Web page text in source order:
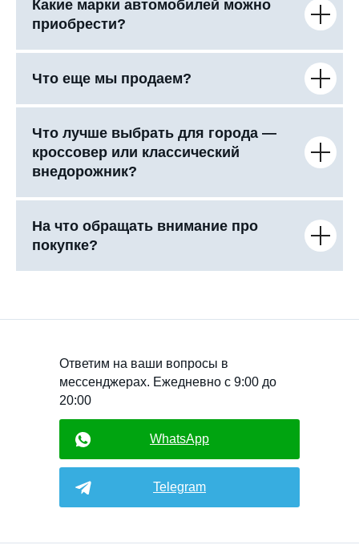
Какие марки автомобилей можно
приобрести?
Что еще мы продаем?
Что лучше выбрать для города —
кроссовер или классический
внедорожник?
На что обращать внимание про
покупке?
Ответим на ваши вопросы в
мессенджерах. Ежедневно с 9:00 до
20:00
Telegram
WhatsApp